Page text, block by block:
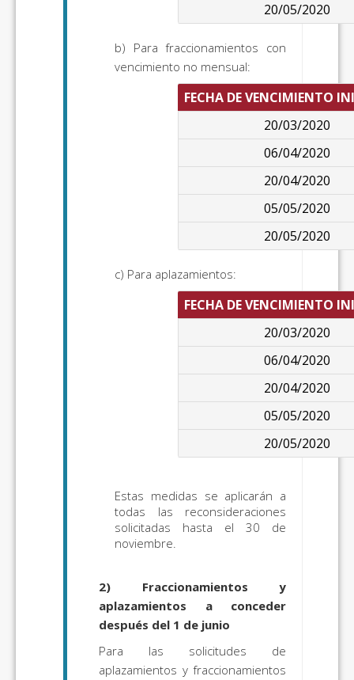
20/05/2020
b) Para fraccionamientos con
vencimiento no mensual:
FECHA DE VENCIMIENTO
20/03/2020
06/04/2020
20/04/2020
05/05/2020
20/05/2020
c) Para aplazamientos:
FECHA DE VENCIMIENTO
20/03/2020
06/04/2020
20/04/2020
05/05/2020
20/05/2020
Estas medidas se aplicarán a
todas las reconsideraciones
solicitadas hasta el 30 de
noviembre.
2)
Fraccionamientos y
aplazamientos a conceder
después del 1 de junio
Para las solicitudes de
aplazamientos y fraccionamientos